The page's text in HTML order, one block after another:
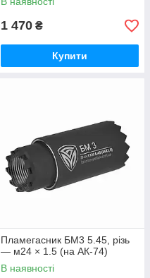
1 470 ₴
Купити
Пламегасник БМ3 5.45, різь
— м24 × 1.5 (на АК-74)
В наявності